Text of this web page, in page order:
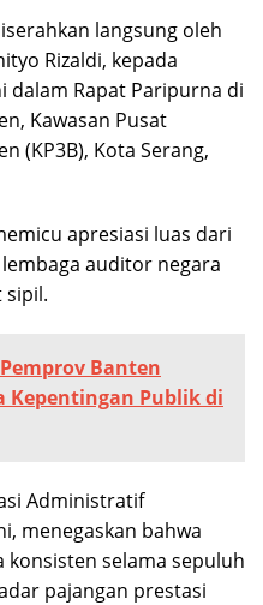
langsung oleh
Rizaldi, kepada
dalam Rapat Paripurna di
Kawasan Pusat
(KP3B), Kota Serang,
apresiasi luas dari
auditor negara
sipil.
Banten
Kepentingan Publik di
Administratif
menegaskan bahwa
konsisten selama sepuluh
pajangan prestasi